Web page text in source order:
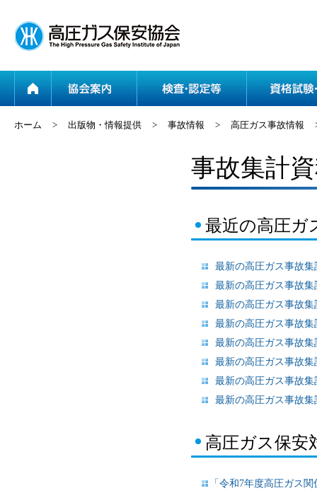
協会案内
ホーム > 出版物・情報提供 > 事故情報 > 高圧ガス事故情報
事故集計
最近の高圧ガ
最新の高圧ガス事故
最新の高圧ガス事故
最新の高圧ガス事故
最新の高圧ガス事故
最新の高圧ガス事故
最新の高圧ガス事故
最新の高圧ガス事故
最新の高圧ガス事故
高圧ガス保安
「令和7年度高圧ガス